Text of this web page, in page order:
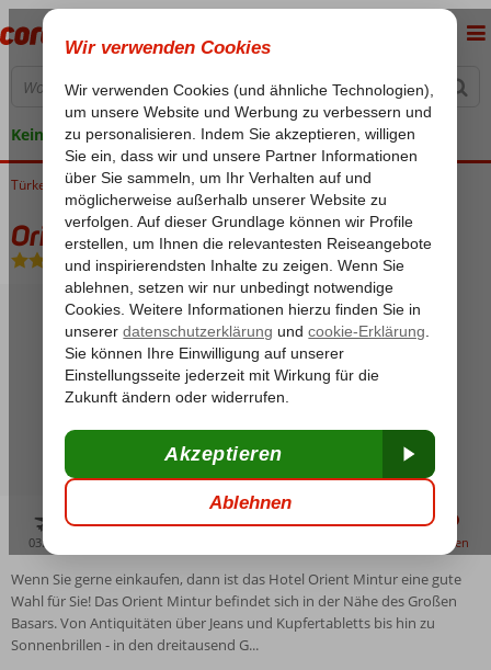
Keine versteckten Kosten
Home
Türkei Istanbul Yenikapi Orient Mintur
Orient Mintur
Frühstück-Hotel
03:00 merken
Wenn Sie gerne einkaufen, dann ist das Hotel Orient Mintur eine gute
Wahl für Sie! Das Orient Mintur befindet sich in der Nähe des Großen
Basars. Von Antiquitäten über Jeans und Kupfertabletts bis hin zu
Sonnenbrillen - in den dreitausend G...